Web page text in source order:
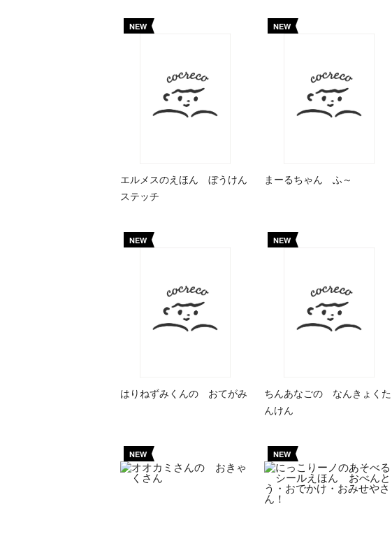
NEW
エルメスのえほん ぼうけん
ステッチ
NEW
まーるちゃん ふ～
NEW
はりねずみくんの おてがみ
NEW
ちんあなごの なんきょくた
んけん
NEW NEW